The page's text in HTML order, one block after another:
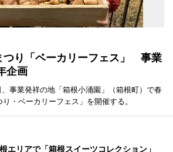
つり「ベーカリーフェス」 事業
企画
事業発祥の地「箱根小涌園」（箱根町）で春
・ベーカリーフェス」を開催する。
エリアで「箱根スイーツコレクション」